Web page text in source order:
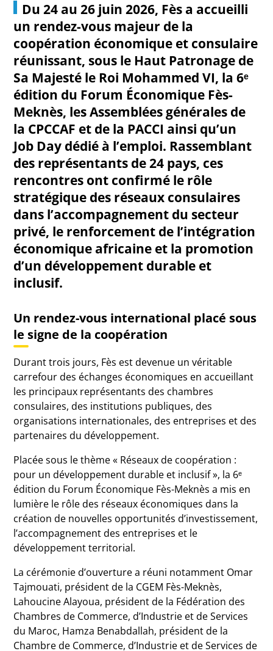
Du 24 au 26 juin 2026, Fès a accueilli
un rendez-vous majeur de la
coopération économique et consulaire
réunissant, sous le Haut Patronage de
Sa Majesté le Roi Mohammed VI, la 6ᵉ
édition du Forum Économique Fès-
Meknès, les Assemblées générales de
la CPCCAF et de la PACCI ainsi qu’un
Job Day dédié à l’emploi. Rassemblant
des représentants de 24 pays, ces
rencontres ont confirmé le rôle
stratégique des réseaux consulaires
dans l’accompagnement du secteur
privé, le renforcement de l’intégration
économique africaine et la promotion
d’un développement durable et
inclusif.
Un rendez-vous international placé sous
le signe de la coopération
Durant trois jours, Fès est devenue un véritable
carrefour des échanges économiques en accueillant
les principaux représentants des chambres
consulaires, des institutions publiques, des
organisations internationales, des entreprises et des
partenaires du développement.
Placée sous le thème « Réseaux de coopération :
pour un développement durable et inclusif », la 6ᵉ
édition du Forum Économique Fès-Meknès a mis en
lumière le rôle des réseaux économiques dans la
création de nouvelles opportunités d’investissement,
l’accompagnement des entreprises et le
développement territorial.
La cérémonie d’ouverture a réuni notamment Omar
Tajmouati, président de la CGEM Fès-Meknès,
Lahoucine Alayoua, président de la Fédération des
Chambres de Commerce, d’Industrie et de Services
du Maroc, Hamza Benabdallah, président de la
Chambre de Commerce, d’Industrie et de Services de